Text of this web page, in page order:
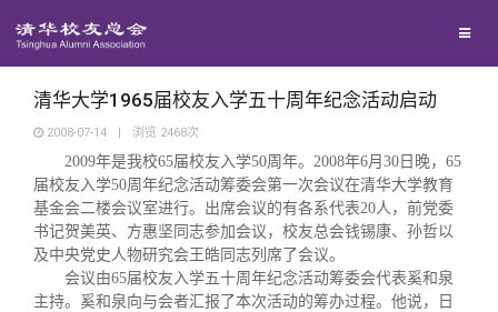
地区联络
年级联络
院系校友工作
专业委员会
回馈母校
捐赠项目
捐赠新闻
捐赠纪事
媒体平台
《清华校友通讯》
《水木清华》
百年清华
清华人物
校友服务
清华大学1965届校友入学五十周年纪念活动启动
2008-07-14 | 浏览 2468次
2009年是我校65届校友入学50周年。 2008年6月 30 日晚， 65
届校友入学50周年纪念活动筹委会第一次会议在清华大学教育
基金会二楼会议室进行。出席会议的有各系代表20人，前党委
书记贺美英、方惠坚同志参加会议，校友总会钱锡康、孙哲以
及中央党史人物研究会王皓同志列席了会议。
会议由65届校友入学五十周年纪念活动筹委会代表奚和泉
主持。奚和泉向与会者汇报了本次活动的筹办过程。他说，日